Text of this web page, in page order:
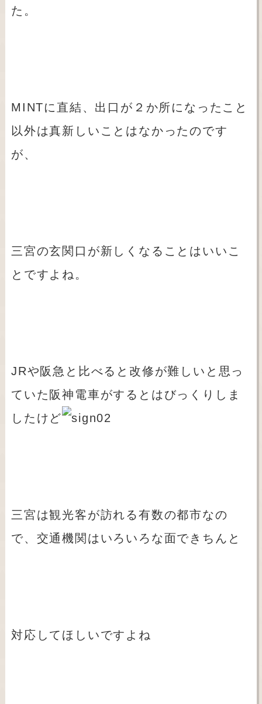
た。
MINTに直結、出口が２か所になったこと
以外は真新しいことはなかったのです
が、
三宮の玄関口が新しくなることはいいこ
とですよね。
JRや阪急と比べると改修が難しいと思っ
ていた阪神電車がするとはびっくりしま
したけど
三宮は観光客が訪れる有数の都市なの
で、交通機関はいろいろな面できちんと
対応してほしいですよね